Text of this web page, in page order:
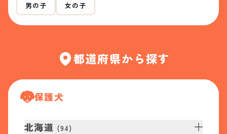
男の子 女の子
都道府県から探す
保護犬
北海道 (94)